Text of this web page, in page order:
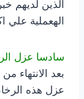
الذين لديهم
الهعملية علي
سادسا عزل
بعد الانتهاء
عزل هذه